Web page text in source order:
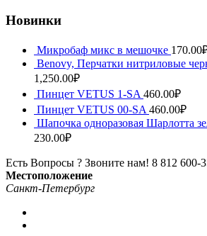
Новинки
Микробаф микс в мешочке 170.00
Benovy, Перчатки нитриловые
1,250.00₽
Пинцет VETUS 1-SA 460.00₽
Пинцет VETUS 00-SA 460.00₽
Шапочка одноразовая Шарлотта
230.00₽
Есть Вопросы ? Звоните нам! 8 812 600-
Местоположение
Санкт-Петербург